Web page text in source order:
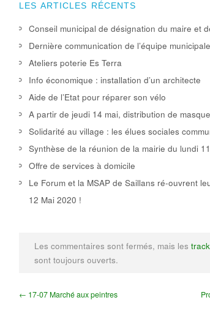
LES ARTICLES RÉCENTS
Conseil municipal de désignation du maire et
Dernière communication de l’équipe
Ateliers poterie Es Terra
Info économique : installation d’un architecte
Aide de l’Etat pour réparer son vélo
A partir de jeudi 14 mai, distribution de
Solidarité au village : les élues sociales
Synthèse de la réunion de la mairie du lundi
Offre de services à domicile
Le Forum et la MSAP de Saillans ré-ouvrent
12 Mai 2020 !
Les commentaires sont fermés, mais les
sont toujours ouverts.
← 17-07 Marché aux peintres